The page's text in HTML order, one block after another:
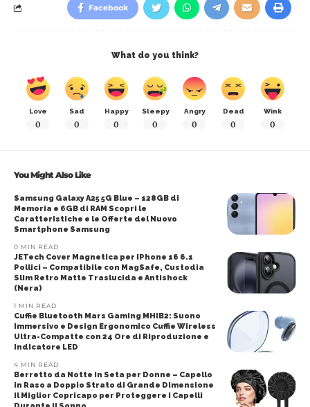
Facebook
What do you think?
Love
0
Sad
0
Happy
0
Sleepy
0
Angry
0
Dead
0
Wink
0
You Might Also Like
Samsung Galaxy A25 5G Blue – 128GB di
Memoria e 6GB di RAM Scopri le
Caratteristiche e le Offerte del Nuovo
Smartphone Samsung
0 MIN READ
JETech Cover Magnetica per iPhone 16 6.1
Pollici – Compatibile con MagSafe, Custodia
Slim Retro Matte Traslucida e Antishock
(Nera)
1 MIN READ
Cuffie Bluetooth Mars Gaming MHIB2: Suono
Immersivo e Design Ergonomico Cuffie Wireless
Ultra-Compatte con 24 Ore di Riproduzione e
Indicatore LED
4 MIN READ
Berretto da Notte in Seta per Donne – Capello
in Raso a Doppio Strato di Grande Dimensione
Il Miglior Copricapo per Proteggere i Capelli